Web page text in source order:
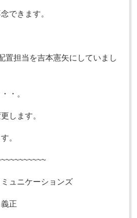
できます。
置担当を吉本憲矢にしていまし
・。
します。
。
ュニケーションズ
正